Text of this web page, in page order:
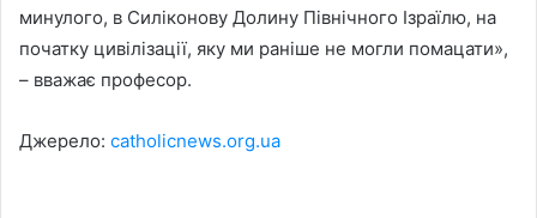
минулого, в Силіконову Долину Північного Ізраїлю, на
початку цивілізації, яку ми раніше не могли помацати»,
– вважає професор.
Джерело: catholicnews.org.ua